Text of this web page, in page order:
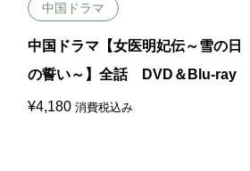
中国ドラマ
中国ドラマ【女医明妃伝～雪の日
の誓い～】全話 DVD＆Blu-ray
¥4,180 消費税込み